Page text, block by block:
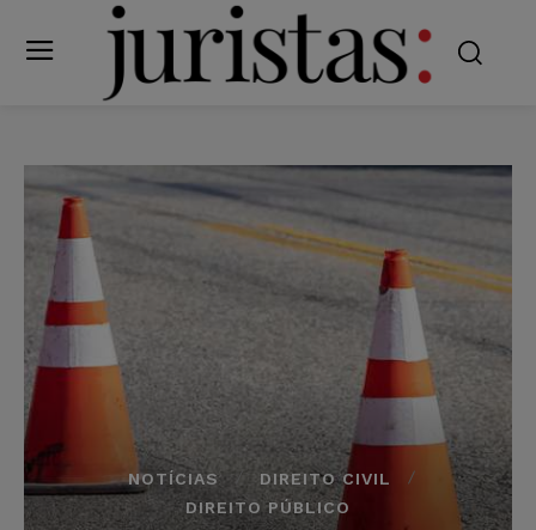
NOTÍCIAS
DIREITO CIVIL
DIREITO PÚBLICO